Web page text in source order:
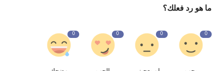
ما هو رد فعلك؟
0
0
0
0